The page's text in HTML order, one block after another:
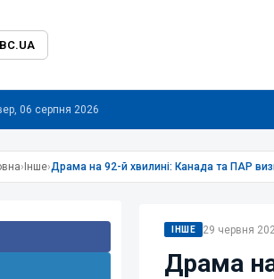
06 серпня 2026
› Інше›Драма на 92-й хвилині: Канада та ПАР
ІНШЕ 29 червня
Драма